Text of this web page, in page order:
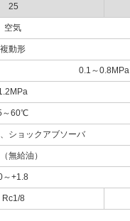
25
空気
複動形
0.1～0.8MPa
～60℃
ショックアブソーバ
無給油）
～+1.8
Rc1/8